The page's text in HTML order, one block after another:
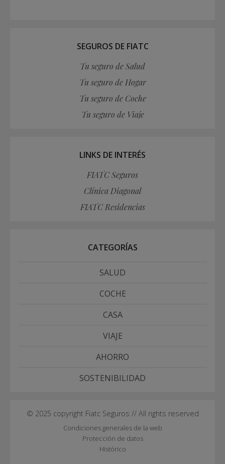
SEGUROS DE FIATC
Tu seguro de Salud
Tu seguro de Hogar
Tu seguro de Coche
Tu seguro de Viaje
LINKS DE INTERÉS
FIATC Seguros
Clínica Diagonal
FIATC Residencias
CATEGORÍAS
SALUD
COCHE
CASA
VIAJE
AHORRO
SOSTENIBILIDAD
© 2025 copyright Fiatc Seguros // All rights reserved
Condiciones generales de la web
Protección de datos
Histórico